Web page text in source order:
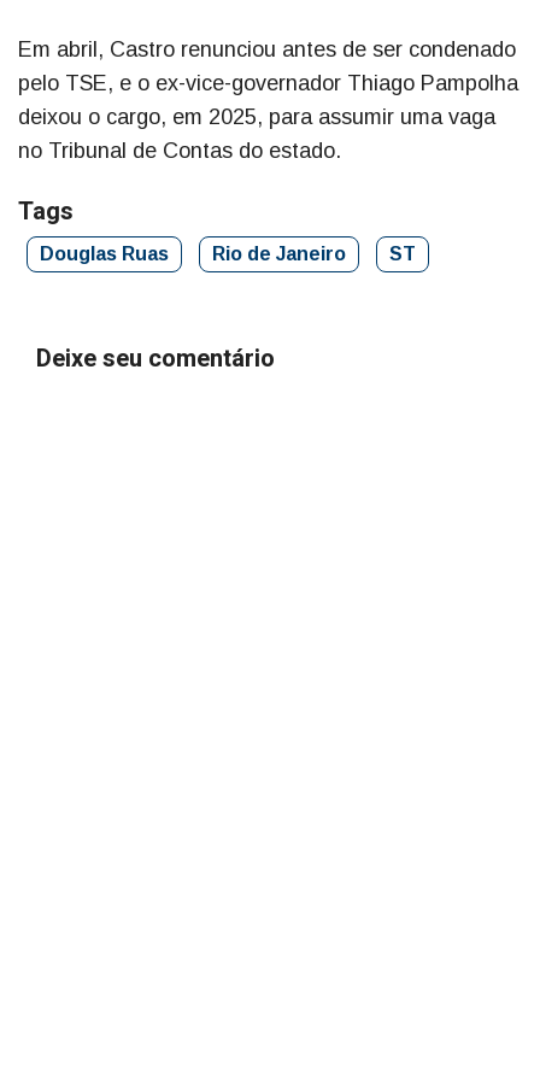
Em abril, Castro renunciou antes de ser condenado
pelo TSE, e o ex-vice-governador Thiago Pampolha
deixou o cargo, em 2025, para assumir uma vaga
no Tribunal de Contas do estado.
Tags
Douglas Ruas Rio de Janeiro ST
Deixe seu comentário